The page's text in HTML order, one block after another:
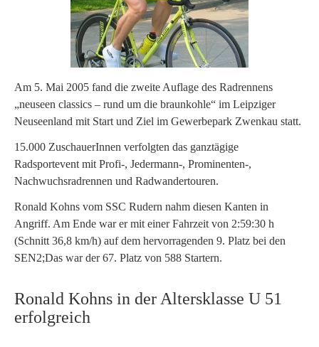
Am 5. Mai 2005 fand die zweite Auflage des Radrennens
„neuseen classics – rund um die braunkohle“ im Leipziger
Neuseenland mit Start und Ziel im Gewerbepark Zwenkau statt.
15.000 ZuschauerInnen verfolgten das ganztägige
Radsportevent mit Profi-, Jedermann-, Prominenten-,
Nachwuchsradrennen und Radwandertouren.
Ronald Kohns vom SSC Rudern nahm diesen Kanten in
Angriff. Am Ende war er mit einer Fahrzeit von 2:59:30 h
(Schnitt 36,8 km/h) auf dem hervorragenden 9. Platz bei den
SEN2;Das war der 67. Platz von 588 Startern.
Ronald Kohns in der Altersklasse U 51
erfolgreich